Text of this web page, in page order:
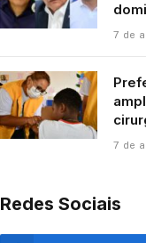
7 de
7 de
Redes Sociais